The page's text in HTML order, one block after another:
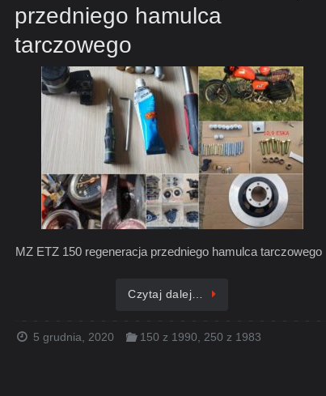
przedniego hamulca
tarczowego
MZ ETZ 150 regeneracja przedniego hamulca tarczowego
Czytaj dalej…
5 grudnia, 2020 150 z 1990 250 z 1983